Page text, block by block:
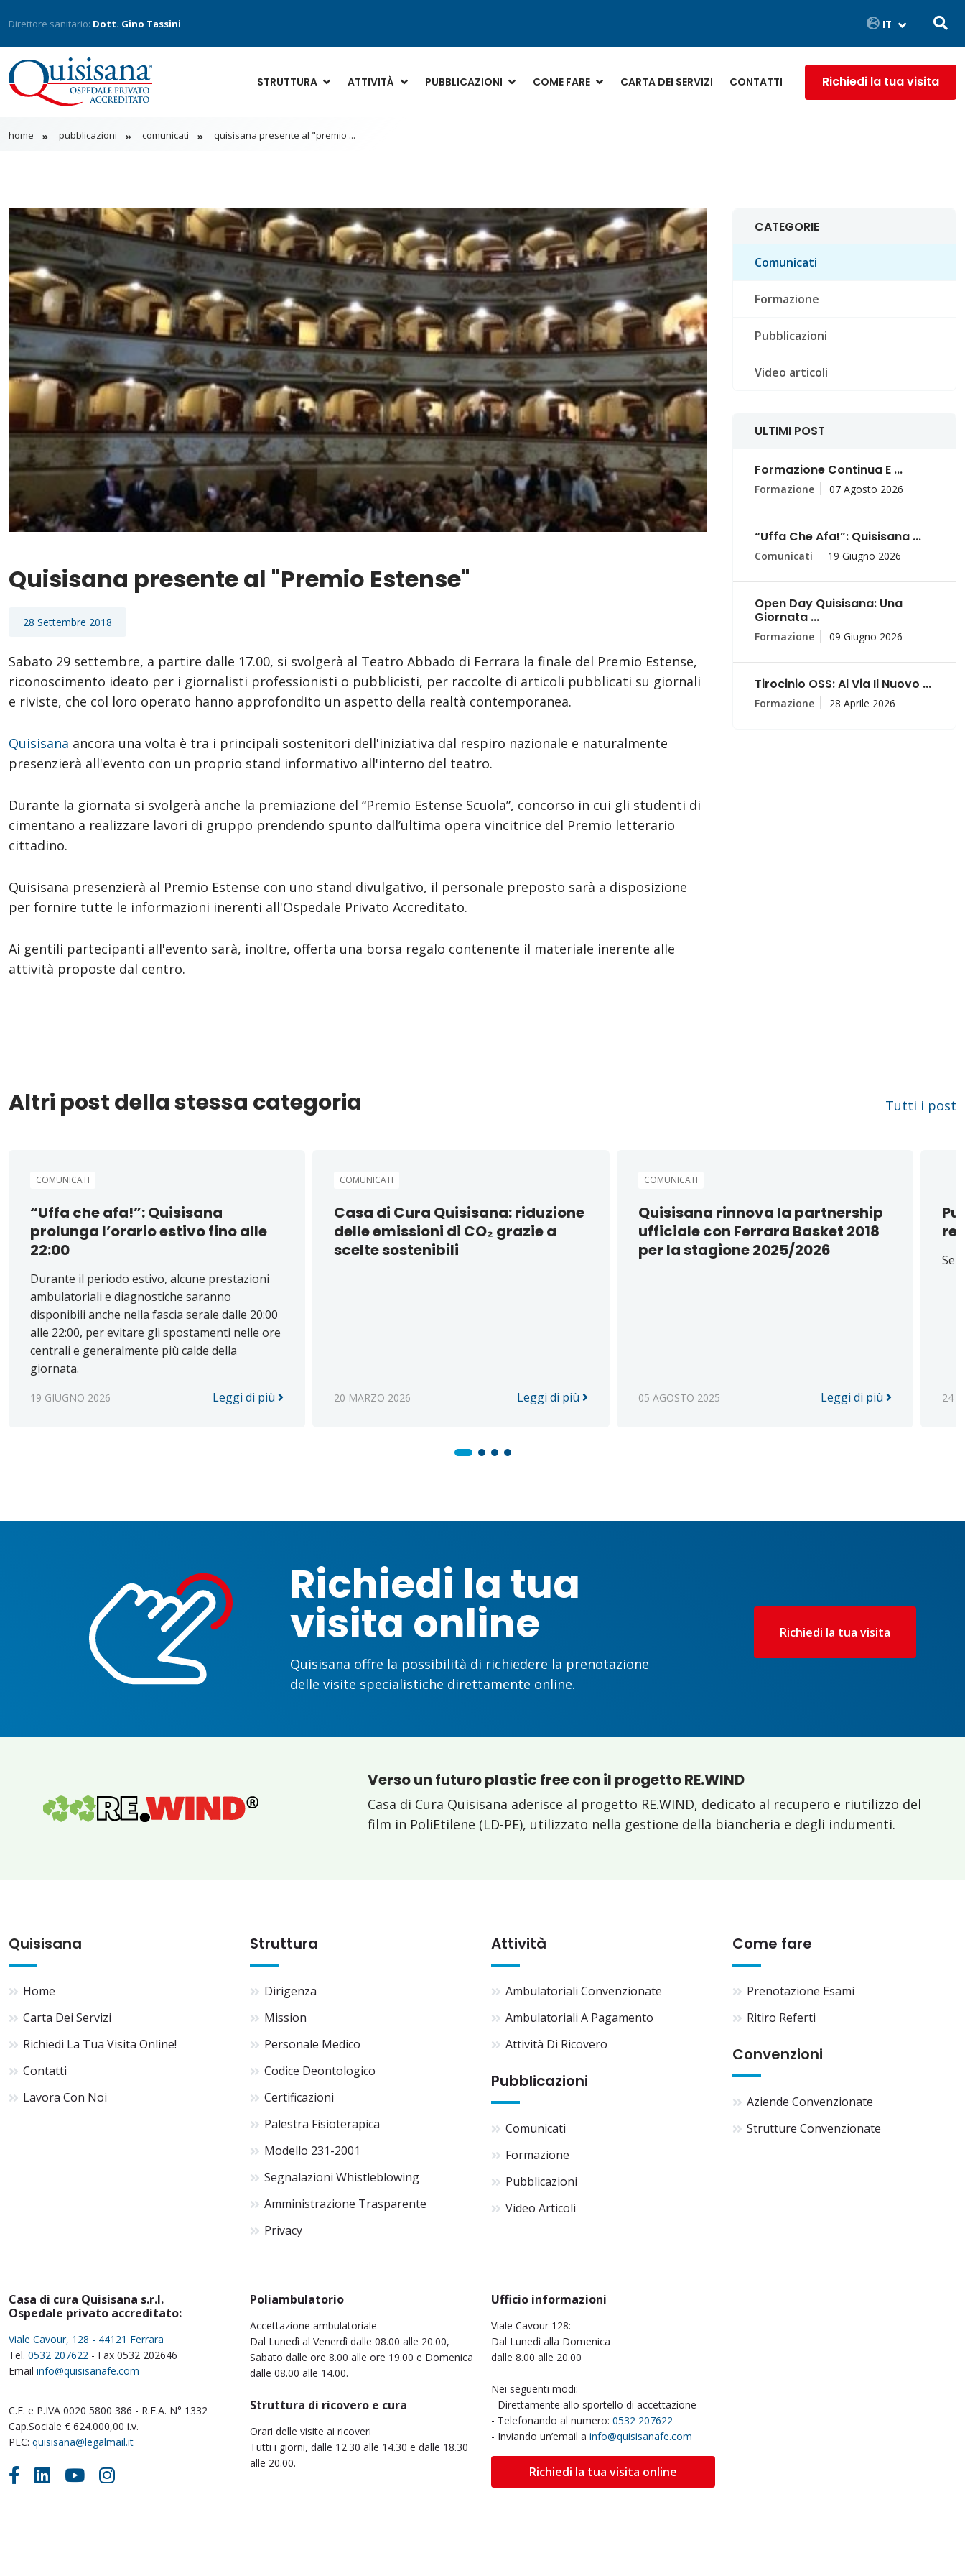
Direttore sanitario: Dott. Gino Tassini
STRUTTURA ATTIVITÀ PUBBLICAZIONI COME FARE CARTA DEI SERVIZI CONTATTI Richiedi la tua visita
home pubblicazioni comunicati quisisana presente al "premio ...
Quisisana presente al "Premio Estense"
28 Settembre 2018
Sabato 29 settembre, a partire dalle 17.00, si svolgerà al Teatro Abbado di Ferrara la finale del Premio Estense,
riconoscimento ideato per i giornalisti professionisti o pubblicisti, per raccolte di articoli pubblicati su giornali
e riviste, che col loro operato hanno approfondito un aspetto della realtà contemporanea.
Quisisana ancora una volta è tra i principali sostenitori dell'iniziativa dal respiro nazionale e naturalmente
presenzierà all'evento con un proprio stand informativo all'interno del teatro.
Durante la giornata si svolgerà anche la premiazione del “Premio Estense Scuola”, concorso in cui gli studenti di
cimentano a realizzare lavori di gruppo prendendo spunto dall’ultima opera vincitrice del Premio letterario
cittadino.
Quisisana presenzierà al Premio Estense con uno stand divulgativo, il personale preposto sarà a disposizione
per fornire tutte le informazioni inerenti all'Ospedale Privato Accreditato.
Ai gentili partecipanti all'evento sarà, inoltre, offerta una borsa regalo contenente il materiale inerente alle
attività proposte dal centro.
CATEGORIE
Comunicati
Formazione
Pubblicazioni
Video articoli
ULTIMI POST
Formazione Continua E ...
Formazione 07 Agosto 2026
“Uffa Che Afa!”: Quisisana ...
Comunicati 19 Giugno 2026
Open Day Quisisana: Una
Giornata ...
Formazione 09 Giugno 2026
Tirocinio OSS: Al Via Il Nuovo ...
Formazione 28 Aprile 2026
Altri post della stessa categoria Tutti i post
COMUNICATI
“Uffa che afa!”: Quisisana
prolunga l’orario estivo fino alle
22:00
Durante il periodo estivo, alcune prestazioni
ambulatoriali e diagnostiche saranno
disponibili anche nella fascia serale dalle 20:00
alle 22:00, per evitare gli spostamenti nelle ore
centrali e generalmente più calde della
giornata.
19 GIUGNO 2026 Leggi di più
COMUNICATI
Casa di Cura Quisisana: riduzione
delle emissioni di CO₂ grazie a
scelte sostenibili
20 MARZO 2026 Leggi di più
COMUNICATI
Quisisana rinnova la partnership
ufficiale con Ferrara Basket 2018
per la stagione 2025/2026
05 AGOSTO 2025 Leggi di più 24
Richiedi la tua
visita online
Quisisana offre la possibilità di richiedere la prenotazione
delle visite specialistiche direttamente online.
Richiedi la tua visita
Verso un futuro plastic free con il progetto RE.WIND
Casa di Cura Quisisana aderisce al progetto RE.WIND, dedicato al recupero e riutilizzo del
film in PoliEtilene (LD-PE), utilizzato nella gestione della biancheria e degli indumenti.
Quisisana
Home
Carta Dei Servizi
Richiedi La Tua Visita Online!
Contatti
Lavora Con Noi
Struttura
Dirigenza
Mission
Personale Medico
Codice Deontologico
Certificazioni
Palestra Fisioterapica
Modello 231-2001
Segnalazioni Whistleblowing
Amministrazione Trasparente
Privacy
Attività
Ambulatoriali Convenzionate
Ambulatoriali A Pagamento
Attività Di Ricovero
Come fare
Prenotazione Esami
Ritiro Referti
Convenzioni
Aziende Convenzionate
Strutture Convenzionate
Pubblicazioni
Comunicati
Formazione
Pubblicazioni
Video Articoli
Casa di cura Quisisana s.r.l.
Ospedale privato accreditato:
Viale Cavour, 128 - 44121 Ferrara
Tel. 0532 207622 - Fax 0532 202646
Email info@quisisanafe.com
C.F. e P.IVA 0020 5800 386 - R.E.A. N° 1332
Cap.Sociale € 624.000,00 i.v.
PEC: quisisana@legalmail.it
Poliambulatorio
Accettazione ambulatoriale
Dal Lunedì al Venerdì dalle 08.00 alle 20.00,
Sabato dalle ore 8.00 alle ore 19.00 e Domenica
dalle 08.00 alle 14.00.
Struttura di ricovero e cura
Orari delle visite ai ricoveri
Tutti i giorni, dalle 12.30 alle 14.30 e dalle 18.30
alle 20.00.
Ufficio informazioni
Viale Cavour 128:
Dal Lunedì alla Domenica
dalle 8.00 alle 20.00
Nei seguenti modi:
- Direttamente allo sportello di accettazione
- Telefonando al numero: 0532 207622
- Inviando un’email a info@quisisanafe.com
Richiedi la tua visita online